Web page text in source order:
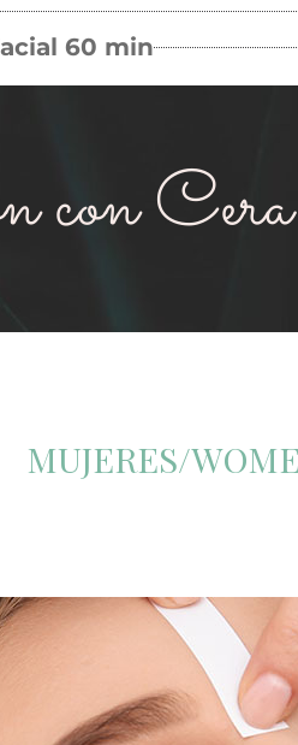
60 min
con
MUJERES/